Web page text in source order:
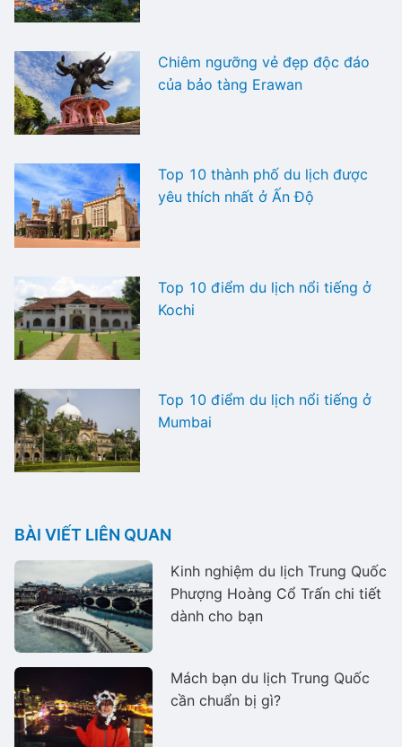
Chiêm ngưỡng vẻ đẹp độc đáo
của bảo tàng Erawan
Top 10 thành phố du lịch được
yêu thích nhất ở Ấn Độ
Top 10 điểm du lịch nổi tiếng ở
Kochi
Top 10 điểm du lịch nổi tiếng ở
Mumbai
BÀI VIẾT LIÊN QUAN
Kinh nghiệm du lịch Trung Quốc
Phượng Hoàng Cổ Trấn chi tiết
dành cho bạn
Mách bạn du lịch Trung Quốc
cần chuẩn bị gì?